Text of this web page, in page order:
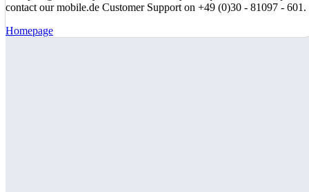
contact our mobile.de Customer Support on +49 (0)30 - 81097 - 601.
Homepage